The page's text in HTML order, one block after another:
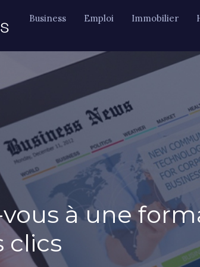
Business Emploi Immobilier
à une
clics